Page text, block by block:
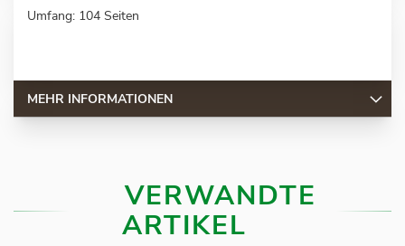
Umfang: 104 Seiten
MEHR INFORMATIONEN
VERWANDTE
ARTIKEL